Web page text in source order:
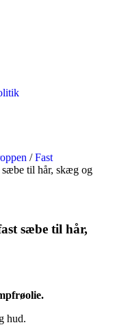
/Fast
til hår, skæg og
sæbe til hår,
hud.